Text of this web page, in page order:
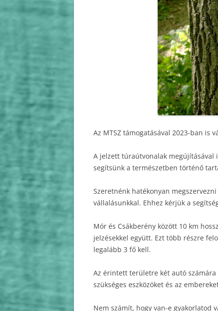
2010
2009
Az MTSZ támogatásával 2023-ban is
A jelzett túraútvonalak megújításával
segítsünk a természetben történő
Szeretnénk hatékonyan
vállalásunkkal. Ehhez kérjük a
Mór és Csákberény között 10 km
jelzésekkel együtt. Ezt több részre
legalább 3 fő kell.
Az érintett területre két autó
szükséges eszközöket és az
Nem számít, hogy van-e gyakorlatod